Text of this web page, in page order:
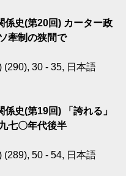
係史(第20回) カーター政
牽制の狭間で
(290), 30 - 35, 日本語
史(第19回) 「誇れる」
七〇年代後半
(289), 50 - 54, 日本語